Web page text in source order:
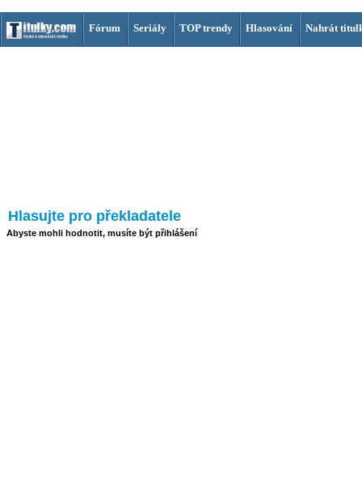
Fórum Seriály TOP trendy Hlasování Nahrát
Hlasujte pro překladatele
Abyste mohli hodnotit, musíte být přihlášení